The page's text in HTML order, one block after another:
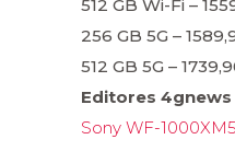
512 GB Wi-Fi –
256 GB 5G –
512 GB 5G –
Editores
Sony WF-